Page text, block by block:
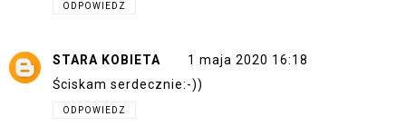
ODPOWIEDZ
STARA KOBIETA
1 maja 2020 16:18
Ściskam serdecznie:-))
ODPOWIEDZ